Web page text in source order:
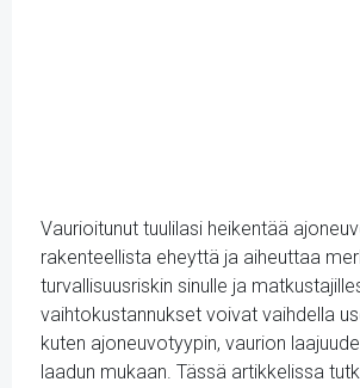
Vaurioitunut tuulilasi heikentää
rakenteellista eheyttä ja aiheuttaa
turvallisuusriskin sinulle ja
vaihtokustannukset voivat vaihdella
kuten ajoneuvotyypin, vaurion
laadun mukaan. Tässä artikkelissa